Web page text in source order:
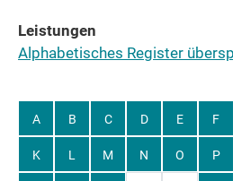
Leistungen
Alphabetisches Register
A B C D E F
K L M N O P